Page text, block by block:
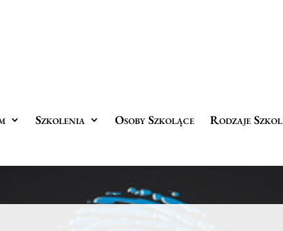
Szkolenia Osoby Szkolące Rodzaje